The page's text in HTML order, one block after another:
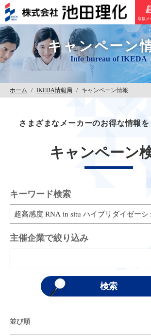
取扱メ
キャンペーン
ホーム / IKEDA情報局 / キャンペーン情報
さまざまなメーカーのお得な情報
キャンペーン
キーワード検索
主催企業で絞り込み
並び順